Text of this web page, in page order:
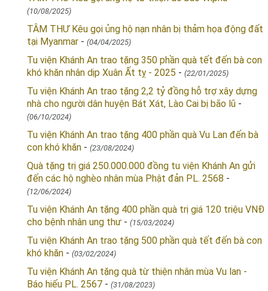
(10/08/2025)
TÂM THƯ Kêu gọi ủng hộ nạn nhân bị thảm họa động đất
tại Myanmar - (04/04/2025)
Tu viện Khánh An trao tặng 350 phần quà tết đến bà con
khó khăn nhân dịp Xuân Ất tỵ - 2025 - (22/01/2025)
Tu viện Khánh An trao tặng 2,2 tỷ đồng hỗ trợ xây dựng
nhà cho người dân huyện Bát Xát, Lào Cai bị bão lũ -
(06/10/2024)
Tu viện Khánh An trao tặng 400 phần quà Vu Lan đến bà
con khó khăn - (23/08/2024)
Quà tặng trị giá 250.000.000 đồng tu viện Khánh An gửi
đến các hộ nghèo nhân mùa Phật đản PL. 2568 -
(12/06/2024)
Tu viện Khánh An tặng 400 phần quà trị giá 120 triệu VNĐ
cho bệnh nhân ung thư - (15/03/2024)
Tu viện Khánh An trao tặng 500 phần quà tết đến bà con
khó khăn - (03/02/2024)
Tu viện Khánh An tặng quà từ thiện nhân mùa Vu lan -
Báo hiếu PL. 2567 - (31/08/2023)